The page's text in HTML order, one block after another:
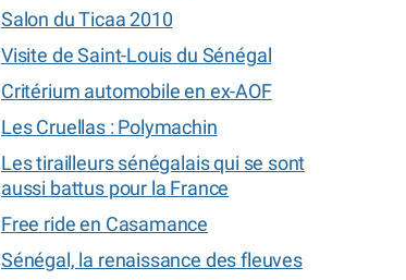
Salon du Ticaa 2010
Visite de Saint-Louis du Sénégal
Critérium automobile en ex-AOF
Les Cruellas : Polymachin
Les tirailleurs sénégalais qui se sont
aussi battus pour la France
Free ride en Casamance
Sénégal, la renaissance des fleuves